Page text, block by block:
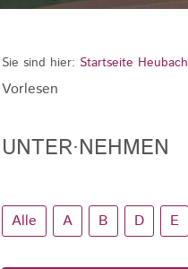
Sie sind hier: Startseite Heubach
Vorlesen
UNTER·NEHMEN
Alle A B D E